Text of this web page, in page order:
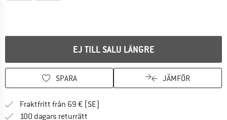
EJ TILL SALU LÄNGRE
SPARA JÄMFÖR
Fraktfritt från 69 € (SE)
100 dagars returrätt